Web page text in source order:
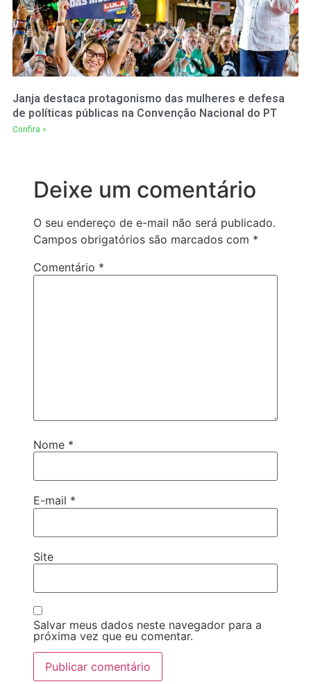
Janja destaca protagonismo das mulheres e defesa
de políticas públicas na Convenção Nacional do PT
Confira »
Deixe um comentário
O seu endereço de e-mail não será publicado.
Campos obrigatórios são marcados com *
Comentário *
Nome *
E-mail *
Site
Salvar meus dados neste navegador para a
próxima vez que eu comentar.